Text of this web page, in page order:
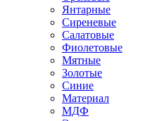
Янтарные
Сиреневые
Салатовые
Фиолетовые
Мятные
Золотые
Синие
Материал
МДФ